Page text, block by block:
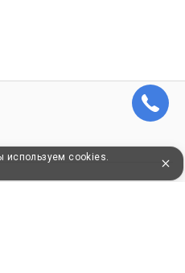
используем cookies.